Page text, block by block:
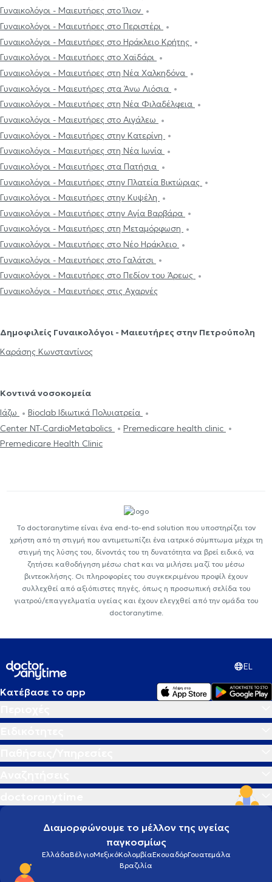
Γυναικολόγοι - Μαιευτήρες στο Ίλιον
Γυναικολόγοι - Μαιευτήρες στο Περιστέρι
Γυναικολόγοι - Μαιευτήρες στο Ηράκλειο Κρήτης
Γυναικολόγοι - Μαιευτήρες στο Χαϊδάρι
Γυναικολόγοι - Μαιευτήρες στη Νέα Χαλκηδόνα
Γυναικολόγοι - Μαιευτήρες στα Άνω Λιόσια
Γυναικολόγοι - Μαιευτήρες στη Νέα Φιλαδέλφεια
Γυναικολόγοι - Μαιευτήρες στο Αιγάλεω
Γυναικολόγοι - Μαιευτήρες στην Κατερίνη
Γυναικολόγοι - Μαιευτήρες στη Νέα Ιωνία
Γυναικολόγοι - Μαιευτήρες στα Πατήσια
Γυναικολόγοι - Μαιευτήρες στην Πλατεία Βικτώριας
Γυναικολόγοι - Μαιευτήρες στην Κυψέλη
Γυναικολόγοι - Μαιευτήρες στην Αγία Βαρβάρα
Γυναικολόγοι - Μαιευτήρες στη Μεταμόρφωση
Γυναικολόγοι - Μαιευτήρες στο Νέο Ηράκλειο
Γυναικολόγοι - Μαιευτήρες στο Γαλάτσι
Γυναικολόγοι - Μαιευτήρες στο Πεδίον του Άρεως
Γυναικολόγοι - Μαιευτήρες στις Αχαρνές
Δημοφιλείς Γυναικολόγοι - Μαιευτήρες στην Πετρούπολη
Καράσης Κωνσταντίνος
Κοντινά νοσοκομεία
Ιάζω
Bioclab Ιδιωτικά Πολυιατρεία
Center NT-CardioMetabolics
Premedicare health clinic
Premedicare Health Clinic
Το doctoranytime είναι ένα end-to-end solution που υποστηρίζει τον
χρήστη από τη στιγμή που αντιμετωπίζει ένα ιατρικό σύμπτωμα μέχρι τη
στιγμή της λύσης του, δίνοντάς του τη δυνατότητα να βρεί ειδικό, να
ζητήσει καθοδήγηση μέσω chat και να μιλήσει μαζί του μέσω
βιντεοκλήσης. Οι πληροφορίες του συγκεκριμένου προφίλ έχουν
συλλεχθεί από αξιόπιστες πηγές, όπως η προσωπική σελίδα του
γιατρού/επαγγελματία υγείας και έχουν ελεγχθεί από την ομάδα του
doctoranytime.
EL
Κατέβασε το app
Διαμορφώνουμε το μέλλον της υγείας
παγκοσμίως
ΕλλάδαΒέλγιοΜεξικόΚολομβίαΕκουαδόρΓουατεμάλα
Βραζιλία